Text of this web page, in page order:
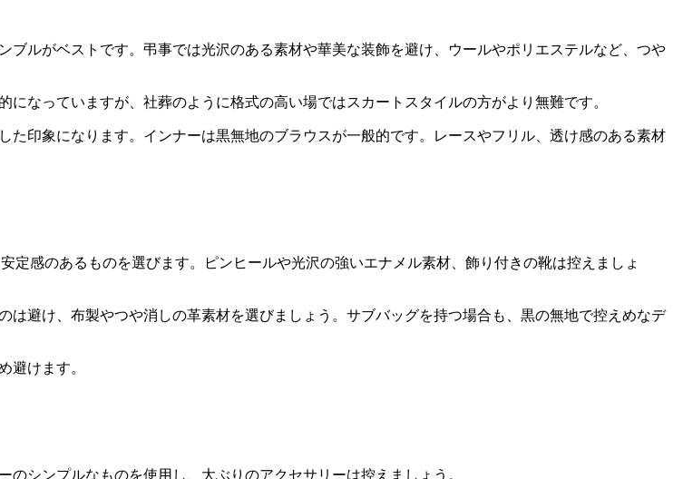
ルがベストです。弔事では光沢のある素材や華美な装飾を避け、ウールやポリエステルなど、つや
なっていますが、社葬のように格式の高い場ではスカートスタイルの方がより無難です。
印象になります。インナーは黒無地のブラウスが一般的です。レースやフリル、透け感のある素材
感のあるものを選びます。ピンヒールや光沢の強いエナメル素材、飾り付きの靴は控えましょ
避け、布製やつや消しの革素材を選びましょう。サブバッグを持つ場合も、黒の無地で控えめなデ
避けます。
シンプルなものを使用し、大ぶりのアクセサリーは控えましょう。